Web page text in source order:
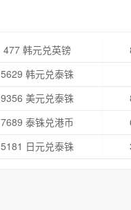
477 韩元兑英镑
5629 韩元兑泰铢
9356 美元兑泰铢
7689 泰铢兑港币
5181 日元兑泰铢